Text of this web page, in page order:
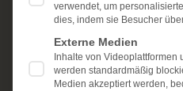
verwendet, um
dies, indem sie Besucher
Externe Medien
Inhalte von Videoplattformen
werden standardmäßig
Medien akzeptiert werden,